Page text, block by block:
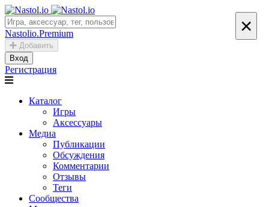
Nastolio.Premium
Добавить
Вход
Регистрация
Каталог
Игры
Аксессуары
Медиа
Публикации
Обсуждения
Комментарии
Отзывы
Теги
Сообщества
×